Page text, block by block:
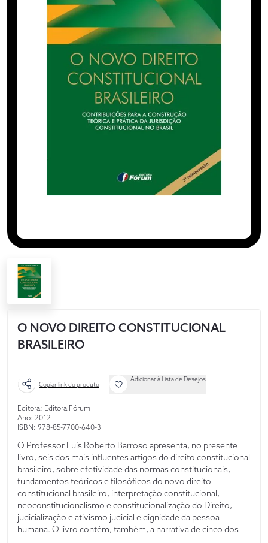
O NOVO DIREITO CONSTITUCIONAL
BRASILEIRO
Copiar link do produto
Adicionar à Lista de Desejos
Editora: Editora Fórum
Ano: 2012
ISBN: 978-85-7700-640-3
O Professor Luís Roberto Barroso apresenta, no presente
livro, seis dos mais influentes artigos do direito constitucional
brasileiro, sobre efetividade das normas constitucionais,
fundamentos teóricos e filosóficos do novo direito
constitucional brasileiro, interpretação constitucional,
neoconstitucionalismo e constitucionalização do Direito,
judicialização e ativismo judicial e dignidade da pessoa
humana. O livro contém, também, a narrativa de cinco dos